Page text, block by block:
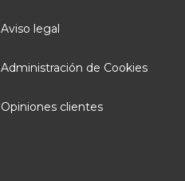
Aviso legal
Administración de Cookies
Opiniones clientes